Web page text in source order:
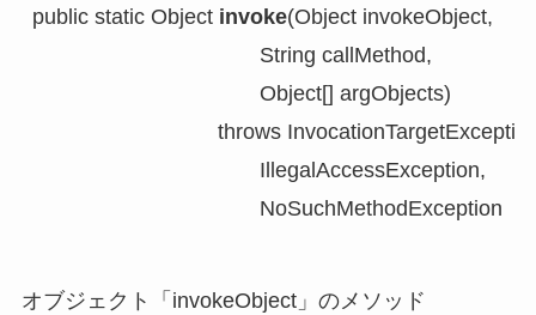
public static Object invoke(Object invokeObject,
                                      String callMethod,
                                      Object[] argObjects)
throws
                                      IllegalAccessException,
                                      NoSuchMethodException
オブジェクト「invokeObject」のメソッド